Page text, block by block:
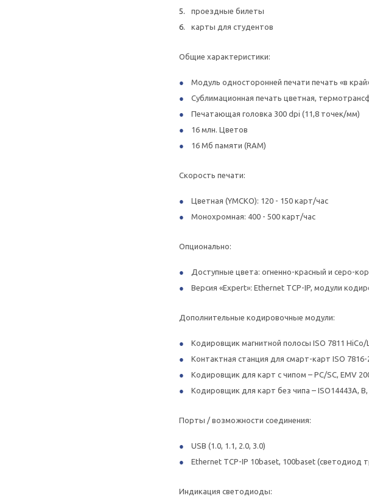
проездные билеты
карты для студентов
Общие характеристики:
Модуль односторонней печати печать «в
Сублимационная печать цветная,
Печатающая головка 300 dpi (11,8 точек/мм)
16 млн. Цветов
16 Мб памяти (RAM)
Скорость печати:
Цветная (YMCKO): 120 - 150 карт/час
Монохромная: 400 - 500 карт/час
Опционально:
Доступные цвета: огненно-красный и серо-
Версия «Expert»: Ethernet TCP-IP, модули
Дополнительные кодировочные модули:
Кодировщик магнитной полосы ISO 7811 HiCo/
Контактная станция для смарт-карт ISO 7816-
Кодировщик для карт с чипом – PC/SC, EMV
Кодировщик для карт без чипа – ISO14443A,
Порты / возможности соединения:
USB (1.0, 1.1, 2.0, 3.0)
Ethernet TCP-IP 10baset, 100baset (светодиод
Индикация светодиоды: